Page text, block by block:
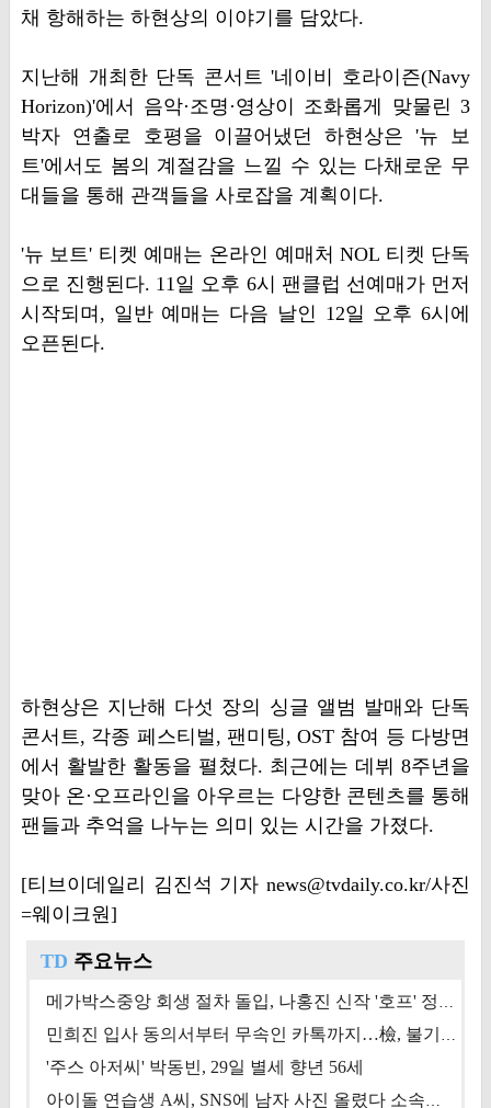
채 항해하는 하현상의 이야기를 담았다.
지난해 개최한 단독 콘서트 '네이비 호라이즌(Navy
Horizon)'에서 음악·조명·영상이 조화롭게 맞물린 3
박자 연출로 호평을 이끌어냈던 하현상은 '뉴 보
트'에서도 봄의 계절감을 느낄 수 있는 다채로운 무
대들을 통해 관객들을 사로잡을 계획이다.
'뉴 보트' 티켓 예매는 온라인 예매처 NOL 티켓 단독
으로 진행된다. 11일 오후 6시 팬클럽 선예매가 먼저
시작되며, 일반 예매는 다음 날인 12일 오후 6시에
오픈된다.
하현상은 지난해 다섯 장의 싱글 앨범 발매와 단독
콘서트, 각종 페스티벌, 팬미팅, OST 참여 등 다방면
에서 활발한 활동을 펼쳤다. 최근에는 데뷔 8주년을
맞아 온·오프라인을 아우르는 다양한 콘텐츠를 통해
팬들과 추억을 나누는 의미 있는 시간을 가졌다.
[티브이데일리 김진석 기자 news@tvdaily.co.kr/사진
=웨이크원]
TD 주요뉴스
메가박스중앙 회생 절차 돌입, 나홍진 신작 '호프' 정상 개봉에 쏠린 시선 [상반기 결산 기획]
민희진 입사 동의서부터 무속인 카톡까지…檢, 불기소 처분 근거들 [이슈&톡]
'주스 아저씨' 박동빈, 29일 별세 향년 56세
아이돌 연습생 A씨, SNS에 남자 사진 올렸다 소속사 퇴출